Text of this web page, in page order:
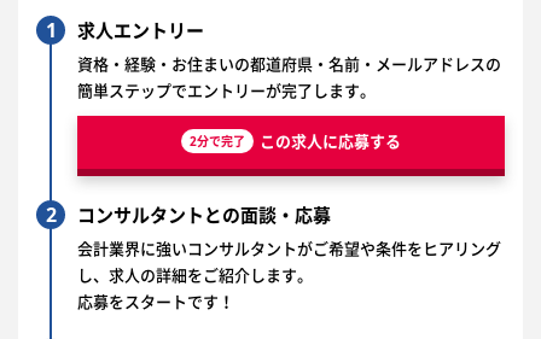
1 求人エントリー
資格・経験・お住まいの都道府県・名前・メールアドレスの
簡単ステップでエントリーが完了します。
2分で完了 この求人に応募する
2 コンサルタントとの面談・応募
会計業界に強いコンサルタントがご希望や条件をヒアリング
し、求人の詳細をご紹介します。
応募をスタートです！